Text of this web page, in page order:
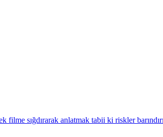
sığdırarak anlatmak tabii ki riskler